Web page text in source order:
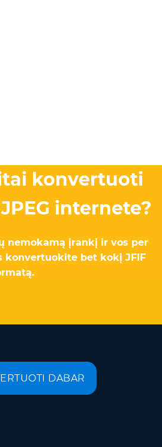
konvertuoti
internete?
nemokamą įrankį ir vos per
konvertuokite bet kokį JFIF
DABAR